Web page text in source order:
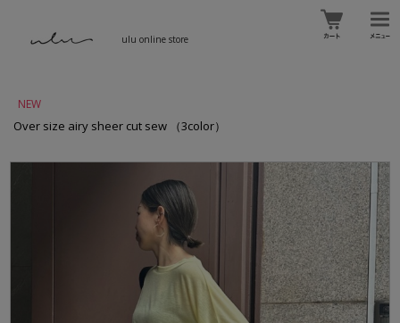
ulu online store
NEW
Over size airy sheer cut sew （3color）